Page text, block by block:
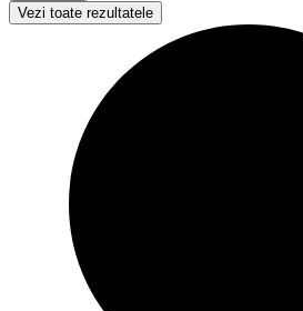
Vezi toate rezultatele